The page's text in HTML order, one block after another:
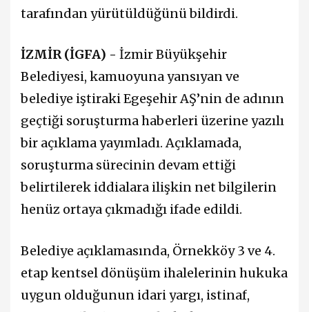
tarafından yürütüldüğünü bildirdi.
İZMİR (İGFA) - İzmir Büyükşehir
Belediyesi, kamuoyuna yansıyan ve
belediye iştiraki Egeşehir AŞ’nin de adının
geçtiği soruşturma haberleri üzerine yazılı
bir açıklama yayımladı. Açıklamada,
soruşturma sürecinin devam ettiği
belirtilerek iddialara ilişkin net bilgilerin
henüz ortaya çıkmadığı ifade edildi.
Belediye açıklamasında, Örnekköy 3 ve 4.
etap kentsel dönüşüm ihalelerinin hukuka
uygun olduğunun idari yargı, istinaf,